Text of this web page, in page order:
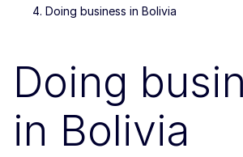
Doing business in Bolivia
Doing
in Bolivia